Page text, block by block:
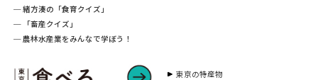
─ 緒方湊の「食育クイズ」
─ 「畜産クイズ」
─ 農林水産業をみんなで学ぼう！
東京の特産物